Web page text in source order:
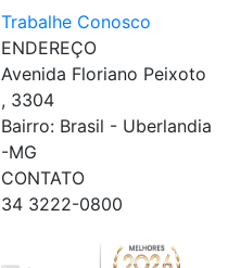
Trabalhe Conosco
ENDEREÇO
Avenida Floriano Peixoto
, 3304
Bairro: Brasil - Uberlandia
-MG
CONTATO
34 3222-0800